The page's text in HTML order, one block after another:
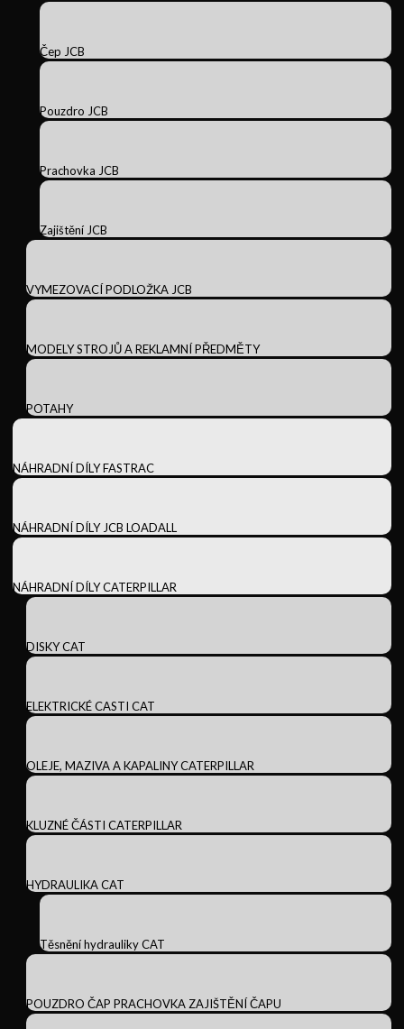
Čep JCB
Pouzdro JCB
Prachovka JCB
Zajištění JCB
VYMEZOVACÍ PODLOŽKA JCB
MODELY STROJŮ A REKLAMNÍ PŘEDMĚTY
POTAHY
NÁHRADNÍ DÍLY FASTRAC
NÁHRADNÍ DÍLY JCB LOADALL
NÁHRADNÍ DÍLY CATERPILLAR
DISKY CAT
ELEKTRICKÉ CASTI CAT
OLEJE, MAZIVA A KAPALINY CATERPILLAR
KLUZNÉ ČÁSTI CATERPILLAR
HYDRAULIKA CAT
Těsnění hydrauliky CAT
POUZDRO ČAP PRACHOVKA ZAJIŠTĚNÍ ČAPU